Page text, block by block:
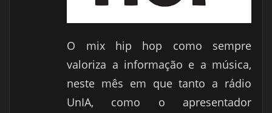
O mix hip hop como sempre
valoriza a informação e a música,
neste mês em que tanto a rádio
UnIA, como o apresentador